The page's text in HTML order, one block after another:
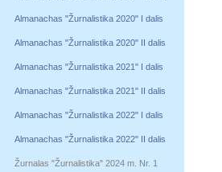
Almanachas "Žurnalistika 2020" I dalis
Almanachas "Žurnalistika 2020" II dalis
Almanachas "Žurnalistika 2021" I dalis
Almanachas "Žurnalistika 2021" II dalis
Almanachas "Žurnalistika 2022" I dalis
Almanachas "Žurnalistika 2022" II dalis
Žurnalas "Žurnalistika" 2024 m. Nr. 1